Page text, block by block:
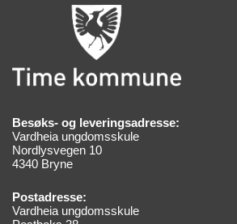
Besøks- og leveringsadresse:
Vardheia ungdomsskule
Nordlysvegen 10
4340 Bryne
Postadresse:
Vardheia ungdomsskule